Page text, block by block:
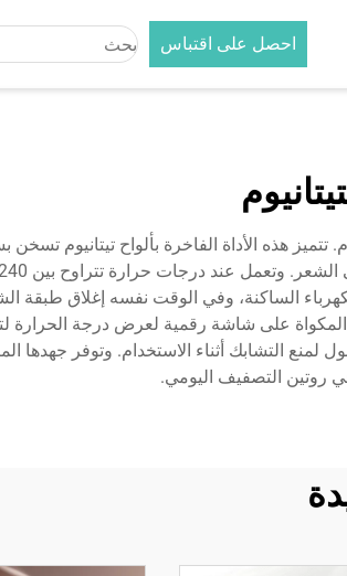
احصل على اقتباس
هذه الأداة الفاخرة بألواح تيتانيوم
الساكنة، وفي الوقت نفسه إغلاق طبقة
المكواة على شاشة رقمية لعرض درجة
النشاط، وكابل دوار احترافي الطول لمنع التشابك أثناء الاستخدام.